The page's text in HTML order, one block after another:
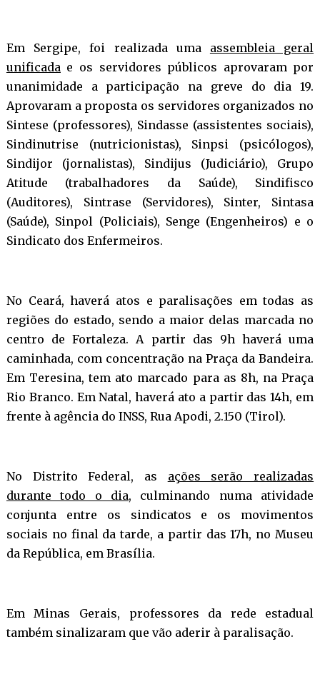
Em Sergipe, foi realizada uma
assembleia geral
unificada e os servidores públicos aprovaram por
unanimidade a participação na greve do dia 19.
Aprovaram a proposta os servidores organizados no
Sintese (professores), Sindasse (assistentes sociais),
Sindinutrise (nutricionistas), Sinpsi (psicólogos),
Sindijor (jornalistas), Sindijus (Judiciário), Grupo
Atitude (trabalhadores da Saúde), Sindifisco
(Auditores), Sintrase (Servidores), Sinter, Sintasa
(Saúde), Sinpol (Policiais), Senge (Engenheiros) e o
Sindicato dos Enfermeiros.
No Ceará, haverá atos e paralisações em todas as
regiões do estado, sendo a maior delas marcada no
centro de Fortaleza. A partir das 9h haverá uma
caminhada, com concentração na Praça da Bandeira.
Em Teresina, tem ato marcado para as 8h, na Praça
Rio Branco. Em Natal, haverá ato a partir das 14h, em
frente à agência do INSS, Rua Apodi, 2.150 (Tirol).
No Distrito Federal, as ações serão realizadas
durante todo o dia, culminando numa atividade
conjunta entre os sindicatos e os movimentos
sociais no final da tarde, a partir das 17h, no Museu
da República, em Brasília.
Em Minas Gerais, professores da rede estadual
também sinalizaram que vão aderir à paralisação.